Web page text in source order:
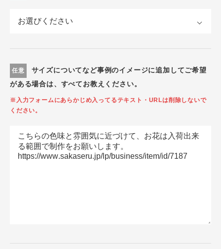
任意
サイズについてなど事例のイメージに追加してご希望
がある場合は、すべてお教えください。
※入力フォームにあらかじめ入ってるテキスト・URLは削除しないで
ください。